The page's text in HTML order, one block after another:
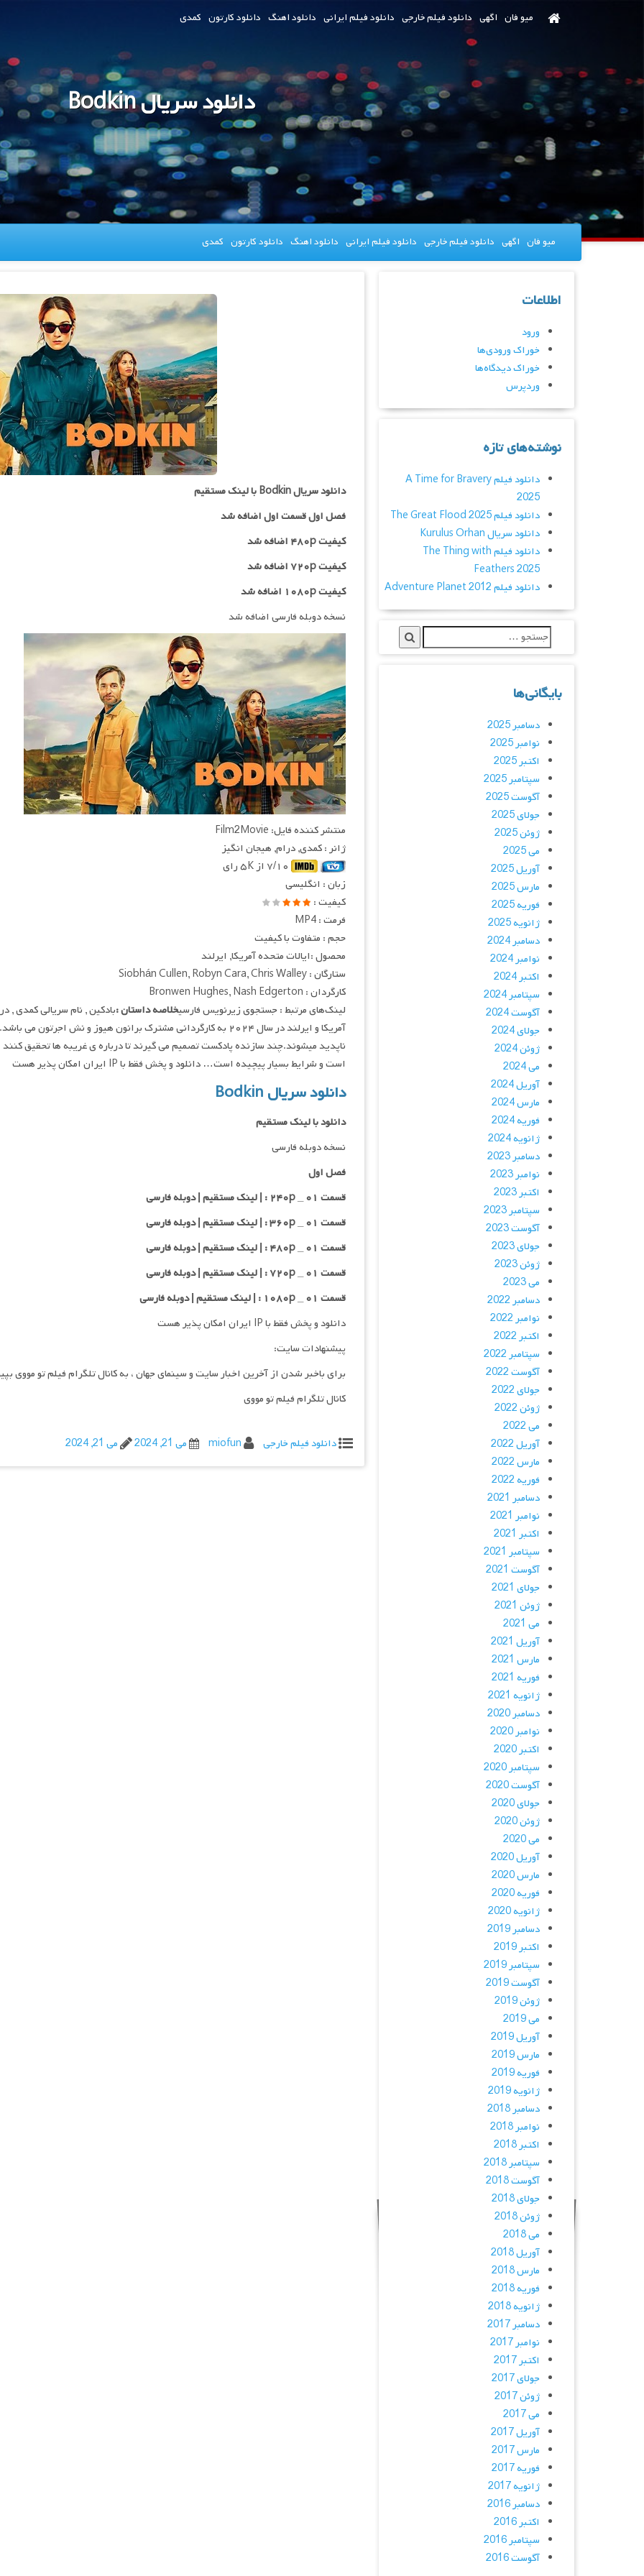
میو فان اگهی دانلود فیلم خارجی دانلود فیلم ایرانی دانلود اهنگ دانلود کارتون کمدی
دانلود سریال Bodkin
میو فان اگهی دانلود فیلم خارجی دانلود فیلم ایرانی دانلود اهنگ دانلود کارتون کمدی
دانلود سریال Bodkin با لینک مستقیم
فصل اول قسمت اول اضافه شد
کیفیت ۴۸۰p اضافه شد
کیفیت ۷۲۰p
اضافه شد
کیفیت ۱۰۸۰p اضافه شد
نسخه دوبله فارسی اضافه شد
منتشر کننده فایل: Film2Movie
ژانر : کمدی, درام, هیجان انگیز
زبان : انگلیسی
کیفیت :
فرمت : MP4
حجم : متفاوت با کیفیت
محصول :ایالات متحده آمریکا, ایرلند
ستارگان : Siobhán Cullen, Robyn Cara, Chris Walley
کارگردان : Bronwen Hughes, Nash Edgerton
لینک‌های مرتبط : جستجوی زیرنویس فارسیخلاصه داستان :بادکین , نام سریالی کمدی ,
آمریکا و ایرلند در سال ۲۰۲۴ به کارگردانی مشترک برانون هیوز و نش
ناپدید میشوند.چند سازنده پادکست تصمیم می گیرند تا درباره ی غریبه ها تحقیق
است و شرایط بسیار پیچیده است… دانلود و پخش فقط با IP ایران امکان پذیر هست
دانلود سریال Bodkin
دانلود با لینک مستقیم
نسخه دوبله فارسی
فصل اول
قسمت ۰۱ _ ۲۴۰p : | لینک مستقیم | دوبله فارسی
قسمت ۰۱ _ ۳۶۰p : | لینک مستقیم | دوبله فارسی
قسمت ۰۱ _ ۴۸۰p : | لینک مستقیم | دوبله فارسی
قسمت ۰۱ _ ۷۲۰p : | لینک مستقیم | دوبله فارسی
قسمت ۰۱ _ ۱۰۸۰p : | لینک مستقیم | دوبله فارسی
دانلود و پخش فقط با IP ایران امکان پذیر هست
پیشنهادات سایت:
برای باخبر شدن از آخرین اخبار سایت و سینمای جهان ، به کانال تلگرام فیلم تو مووی
کانال تلگرام فیلم تو مووی
دانلود فیلم خارجی miofun می 21, 2024 می 21, 2024
اطلاعات
ورود
خوراک ورودی‌ها
خوراک دیدگاه‌ها
وردپرس
نوشته‌های تازه
دانلود فیلم A Time for Bravery
2025
دانلود فیلم The Great Flood 2025
دانلود سریال Kurulus Orhan
دانلود فیلم The Thing with
Feathers 2025
دانلود فیلم Adventure Planet 2012
بایگانی‌ها
دسامبر 2025
نوامبر 2025
اکتبر 2025
سپتامبر 2025
آگوست 2025
جولای 2025
ژوئن 2025
می 2025
آوریل 2025
مارس 2025
فوریه 2025
ژانویه 2025
دسامبر 2024
نوامبر 2024
اکتبر 2024
سپتامبر 2024
آگوست 2024
جولای 2024
ژوئن 2024
می 2024
آوریل 2024
مارس 2024
فوریه 2024
ژانویه 2024
دسامبر 2023
نوامبر 2023
اکتبر 2023
سپتامبر 2023
آگوست 2023
جولای 2023
ژوئن 2023
می 2023
دسامبر 2022
نوامبر 2022
اکتبر 2022
سپتامبر 2022
آگوست 2022
جولای 2022
ژوئن 2022
می 2022
آوریل 2022
مارس 2022
فوریه 2022
دسامبر 2021
نوامبر 2021
اکتبر 2021
سپتامبر 2021
آگوست 2021
جولای 2021
ژوئن 2021
می 2021
آوریل 2021
مارس 2021
فوریه 2021
ژانویه 2021
دسامبر 2020
نوامبر 2020
اکتبر 2020
سپتامبر 2020
آگوست 2020
جولای 2020
ژوئن 2020
می 2020
آوریل 2020
مارس 2020
فوریه 2020
ژانویه 2020
دسامبر 2019
اکتبر 2019
سپتامبر 2019
آگوست 2019
ژوئن 2019
می 2019
آوریل 2019
مارس 2019
فوریه 2019
ژانویه 2019
دسامبر 2018
نوامبر 2018
اکتبر 2018
سپتامبر 2018
آگوست 2018
جولای 2018
ژوئن 2018
می 2018
آوریل 2018
مارس 2018
فوریه 2018
ژانویه 2018
دسامبر 2017
نوامبر 2017
اکتبر 2017
جولای 2017
ژوئن 2017
می 2017
آوریل 2017
مارس 2017
فوریه 2017
ژانویه 2017
دسامبر 2016
اکتبر 2016
سپتامبر 2016
آگوست 2016